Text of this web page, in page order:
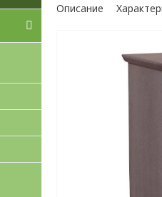
Описание